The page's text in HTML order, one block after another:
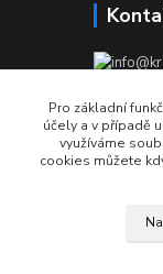
Pro základní
účely a v případě
využíváme
cookies můžete